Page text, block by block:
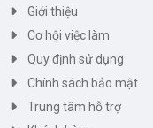
Giới thiệu
Cơ hội việc làm
Quy định sử dụng
Chính sách bảo mật
Trung tâm hỗ trợ